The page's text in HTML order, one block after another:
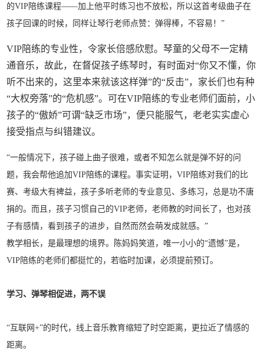
的VIP陪练课程——加上他平时练习也不放松，所以这首考级曲子在
孩子回课的时候，同样让琴行老师点赞：弹得棒，不容易！”
VIP陪练的专业性，令家长倍感欣慰。琴童的父母不一定精
通音乐，故此，在督促孩子练琴时，有时面对“你又不懂，你
听不出来的，这里本来就该这样弹”的“反击”，家长们也有种
“大权旁落”的“危机感”。可在VIP陪练的专业老师们面前，小
孩子的“傲娇”可谓“缺乏市场”，便只能服气，老老实实虚心
接受指点与纠错建议。
“一般情况下，孩子碰上曲子很难，或者不知怎么就是弹不好的问
题，我会帮他追加VIP陪练的课程。事实证明，VIP陪练对我们的比
赛、考级大有裨益，孩子多听老师的专业意见、多练习，总是功不唐
捐的。而且，孩子习惯自己的VIP老师，老师教的时间长了，也对孩
子有感情，看到孩子的进步，自然而然会萌发成就感。”
教学相长，是最理想的境界。陈妈妈笑道，唯一小小的“遗憾”是，
VIP陪练的老师们都挺忙的，若临时加课，必须提前预订。
学习、弹琴相促进，两不误
“互联网+”的时代，线上音乐教育缩短了时空距离，更拉近了情感的
距离。